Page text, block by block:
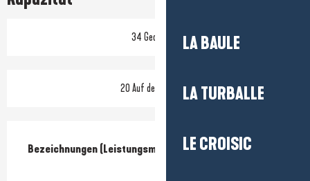
LA BAULE
LA TURBALLE
LE CROISIC
34 Gedeck(e)
20 Auf der Terrasse
Leistungensmöglichkeiten
Bezeichnungen (Leistungsmerkmale)
Bezeichnungen (Leistungsmerkmale)